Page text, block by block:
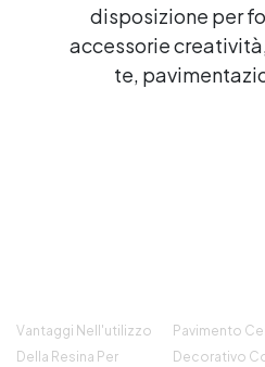
disposizione per
accessorie
te,
Vantaggi Nell'utilizzo
Della Resina Per
Pavimento
Decorativo